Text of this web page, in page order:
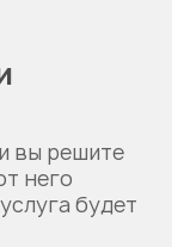
вы решите
него
будет